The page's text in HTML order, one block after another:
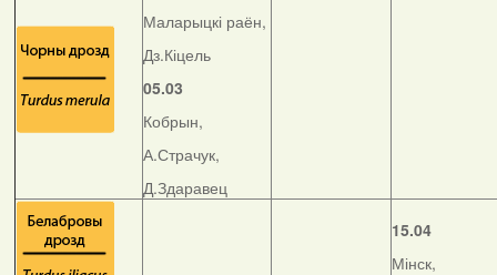
Маларыцкі раён,
Дз.Кіцель
05.03
Кобрын,
А.Страчук,
Д.Здаравец
15.04
Мінск,